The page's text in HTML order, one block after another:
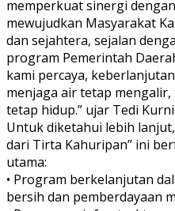
memperkuat sinergi
mewujudkan Masyarakat
dan sejahtera, sejalan
program Pemerintah
kami percaya,
menjaga air tetap
tetap hidup.” ujar Tedi
Untuk diketahui lebih
dari Tirta Kahuripan” ini
utama:
• Program berkelanjutan
bersih dan pemberdayaan